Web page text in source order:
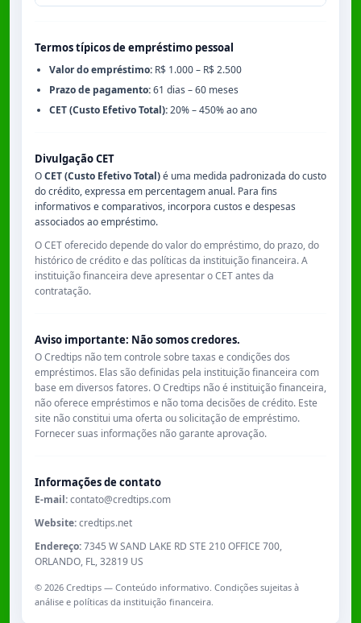
Termos típicos de empréstimo pessoal
Valor do empréstimo: R$ 1.000 – R$ 2.500
Prazo de pagamento:61 dias – 60 meses
CET (Custo Efetivo Total):20% – 450% ao ano
Divulgação CET
OCET (Custo Efetivo Total)é uma medida padronizada do custo
do crédito, expressa em percentagem anual. Para fins
informativos e comparativos, incorpora custos e despesas
associados ao empréstimo.
O CET oferecido depende do valor do empréstimo, do prazo, do
histórico de crédito e das políticas da instituição financeira. A
instituição financeira deve apresentar o CET antes da
contratação.
Aviso importante: Não somos credores.
O Credtips não tem controle sobre taxas e condições dos
empréstimos. Elas são definidas pela instituição financeira com
base em diversos fatores. O Credtips não é instituição financeira,
não oferece empréstimos e não toma decisões de crédito. Este
site não constitui uma oferta ou solicitação de empréstimo.
Fornecer suas informações não garante aprovação.
Informações de contato
E-mail:contato@credtips.com
Website:credtips.net
Endereço:7345 W SAND LAKE RD STE 210 OFFICE 700,
ORLANDO, FL, 32819 US
© 2026 Credtips — Conteúdo informativo. Condições sujeitas à
análise e políticas da instituição financeira.